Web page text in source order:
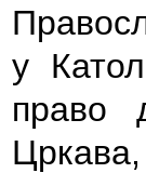
у
право